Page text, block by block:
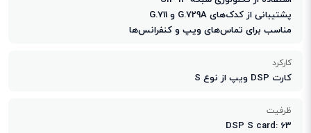
پشتیبانی از کدک‌های G.729A و G.711
مناسب برای تماس‌های ویپ و کنفرانس‌ها
کارکرد
کارت DSP ویپ از نوع S
ظرفیت
DSP S card: 63